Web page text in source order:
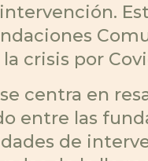
crisis por
centra en
entre las
de